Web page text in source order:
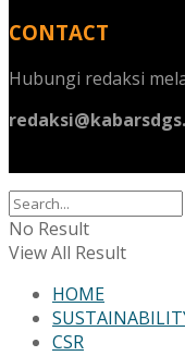
CONTACT
Hubungi redaksi
No Result
View All Result
HOME
CSR